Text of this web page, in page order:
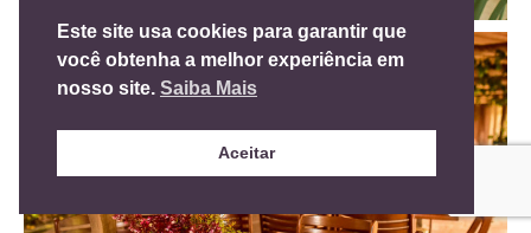
Este site usa cookies para garantir que
você obtenha a melhor experiência em
nosso site. Saiba Mais
Aceitar